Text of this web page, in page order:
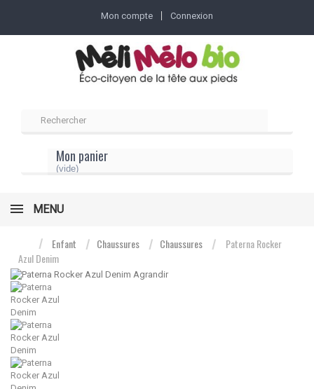
Mon compte Connexion
Mon panier
(vide)
MENU
Enfant Chaussures Chaussures
Paterna Rocker
Azul Denim
Agrandir